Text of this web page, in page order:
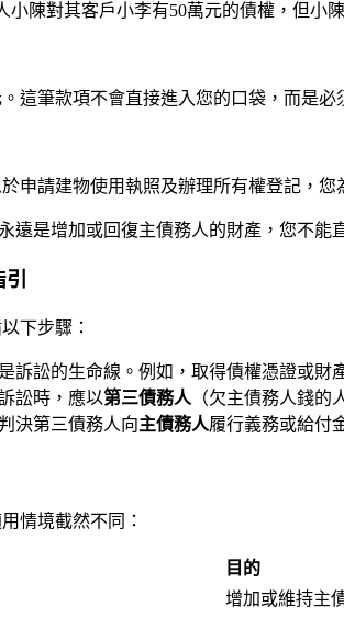
小陳對其客戶小李有50萬元的債權，但小
這筆款項不會直接進入您的口袋，而是必
申請建物使用執照及辦理所有權登記，
遠是增加或回復主債務人的財產，您不能
下步驟：
訴訟的生命線。例如，取得債權憑證或財
訟時，應以第三債務人 （欠主債務人錢的
決第三債務人向主債務人履行義務或給付
情境截然不同：
目的
增加或維持主